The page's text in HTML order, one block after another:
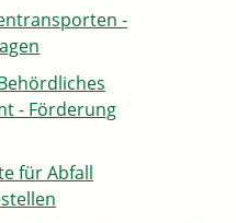
-
- Förderung
für Abfall